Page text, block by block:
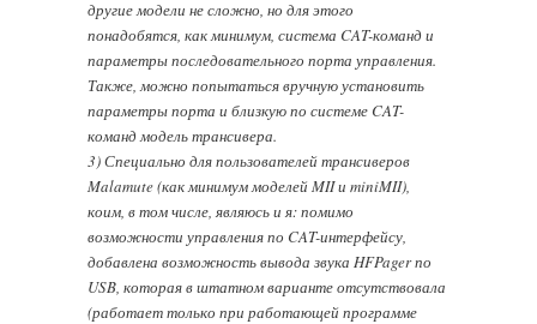
другие модели не сложно, но для этого
понадобятся, как минимум, система CAT-команд и
параметры последовательного порта управления.
Также, можно попытаться вручную установить
параметры порта и близкую по системе CAT-
команд модель трансивера.
3) Специально для пользователей трансиверов
Malamute (как минимум моделей MII и miniMII),
коим, в том числе, являюсь и я: помимо
возможности управления по CAT-интерфейсу,
добавлена возможность вывода звука HFPager по
USB, которая в штатном варианте отсутствовала
(работает только при работающей программе